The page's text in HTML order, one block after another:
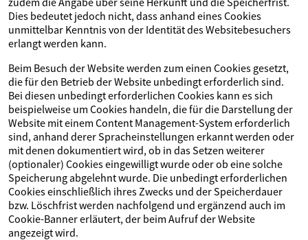
Dies bedeutet jedoch nicht, dass anhand eines Cookies
unmittelbar Kenntnis von der Identität des Websitebesuchers
erlangt werden kann.
Beim Besuch der Website werden zum einen Cookies gesetzt,
die für den Betrieb der Website unbedingt erforderlich sind.
Bei diesen unbedingt erforderlichen Cookies kann es sich
beispielweise um Cookies handeln, die für die Darstellung der
Website mit einem Content Management-System erforderlich
sind, anhand derer Spracheinstellungen erkannt werden oder
mit denen dokumentiert wird, ob in das Setzen weiterer
(optionaler) Cookies eingewilligt wurde oder ob eine solche
Speicherung abgelehnt wurde. Die unbedingt erforderlichen
Cookies einschließlich ihres Zwecks und der Speicherdauer
bzw. Löschfrist werden nachfolgend und ergänzend auch im
Cookie-Banner erläutert, der beim Aufruf der Website
angezeigt wird.